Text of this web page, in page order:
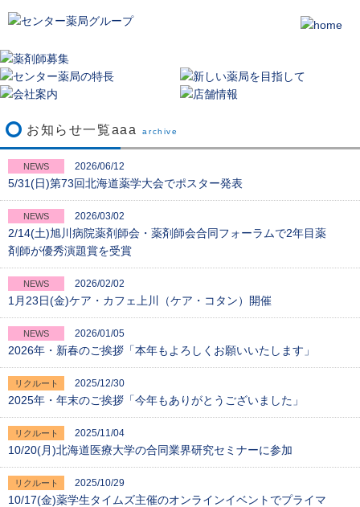
お知らせ一覧aaa archive
NEWS 2026/06/12
5/31(日)第73回北海道薬学大会でポスター発表
NEWS 2026/03/02
2/14(土)旭川病院薬剤師会・薬剤師会合同フォーラムで2年目薬
剤師が優秀演題賞を受賞
NEWS 2026/02/02
1月23日(金)ケア・カフェ上川（ケア・コタン）開催
NEWS 2026/01/05
2026年・新春のご挨拶「本年もよろしくお願いいたします」
リクルート 2025/12/30
2025年・年末のご挨拶「今年もありがとうございました」
リクルート 2025/11/04
10/20(月)北海道医療大学の合同業界研究セミナーに参加
リクルート 2025/10/29
10/17(金)薬学生タイムズ主催のオンラインイベントでプライマ